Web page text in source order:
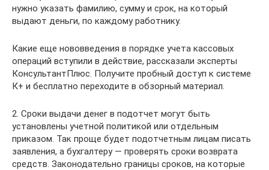
нужно указать фамилию, сумму и срок, на который
выдают деньги, по каждому работнику.
Какие еще нововведения в порядке учета кассовых
операций вступили в действие, рассказали эксперты
КонсультантПлюс. Получите пробный доступ к системе
К+ и бесплатно переходите в обзорный материал.
2. Сроки выдачи денег в подотчет могут быть
установлены учетной политикой или отдельным
приказом. Так проще будет подотчетным лицам писать
заявления, а бухгалтеру — проверять сроки возврата
средств. Законодательно границы сроков, на которые